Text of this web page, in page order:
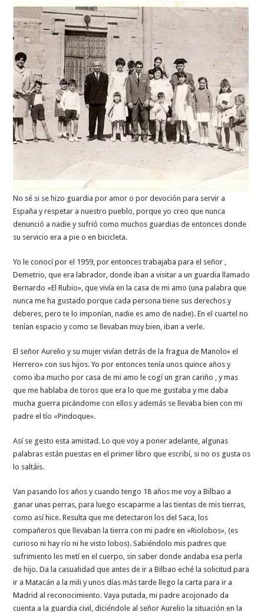
No sé si se hizo guardia por amor o por devoción para servir a
España y respetar a nuestro pueblo, porque yo creo que nunca
denunció a nadie y sufrió como muchos guardias de entonces donde
su servicio era a pie o en bicicleta.
Yo le conocí por el 1959, por entonces trabajaba para el señor ,
Demetrio, que era labrador, donde iban a visitar a un guardia llamado
Bernardo «El Rubio», que vivía en la casa de mi amo (una palabra que
nunca me ha gustado porque cada persona tiene sus derechos y
deberes, pero te lo imponían, nadie es amo de nadie). En el cuartel no
tenían espacio y como se llevaban muy bien, iban a verle.
El señor Aurelio y su mujer vivían detrás de la fragua de Manolo» el
Herrero» con sus hijos. Yo por entonces tenía unos quince años y
como iba mucho por casa de mi amo le cogí un gran cariño , y mas
que me hablaba de toros que era lo que me gustaba y me daba
mucha guerra picándome con ellos y además se llevaba bien con mi
padre el tío «Pindoque».
Así se gesto esta amistad. Lo que voy a poner adelante, algunas
palabras están puestas en el primer libro que escribí, si no os gusta os
lo saltáis.
Van pasando los años y cuando tengo 18 años me voy a Bilbao a
ganar unas perras, para luego escaparme a las tientas de mis tierras,
como así hice. Resulta que me detectaron los del Saca, los
compañeros que llevaban la tierra con mi padre en «Riolobos», (es
curioso ni hay río ni he visto lobos). Sabiéndolo mis padres que
sufrimiento les metí en el cuerpo, sin saber donde andaba esa perla
de hijo. Da la casualidad que antes de ir a Bilbao eché la solicitud para
ir a Matacán a la mili y unos días más tarde llego la carta para ir a
Madrid al reconocimiento. Vaya putada, mi padre acojonado da
cuenta a la guardia civil, diciéndole al señor Aurelio la situación en la